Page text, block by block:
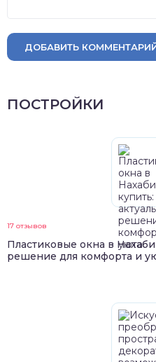
ДОБАВИТЬ
ПОСТРОЙКИ
17 отзывов
Пластиковые окна в
решение для комфорта и